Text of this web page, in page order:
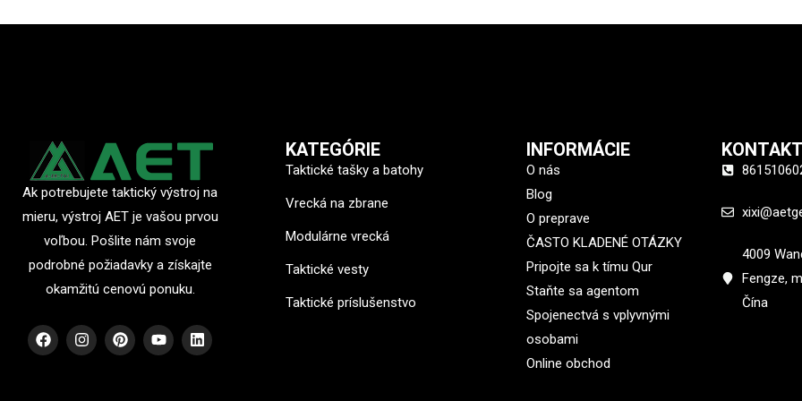
Ak potrebujete taktický výstroj na
mieru, výstroj AET je vašou prvou
voľbou. Pošlite nám svoje
podrobné požiadavky a získajte
okamžitú cenovú ponuku.
F
a
c
I
n
s
P
i
n
Y
o
u
L
i
n
KATEGÓRIE
Taktické tašky a batohy
Vrecká na zbrane
Modulárne vrecká
Taktické vesty
Taktické príslušenstvo
INFORMÁCIE
O nás
Blog
O preprave
ČASTO KLADENÉ OTÁZKY
Pripojte sa k tímu Qur
Staňte sa agentom
Spojenectvá s vplyvnými
osobami
Online obchod
4009
Fengze,
Čína